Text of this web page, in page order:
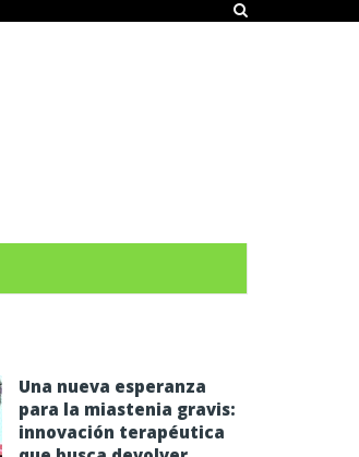
Una nueva esperanza
para la miastenia gravis:
innovación terapéutica